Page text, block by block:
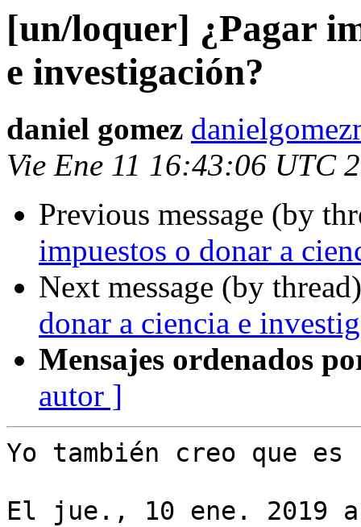
[un/loquer] ¿Pagar
e investigación?
daniel gomez
Vie Ene 11 16:43:06 UTC
Previous message (by
impuestos o donar a
Next message (by
donar a ciencia e
Mensajes ordenados
autor ]
Yo también creo que es
El jue., 10 ene. 2019